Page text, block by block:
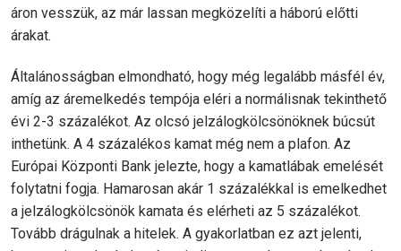
áron vesszük, az már lassan megközelíti a háború előtti
árakat.
Általánosságban elmondható, hogy még legalább másfél év,
amíg az áremelkedés tempója eléri a normálisnak tekinthető
évi 2-3 százalékot. Az olcsó jelzálogkölcsönöknek búcsút
inthetünk. A 4 százalékos kamat még nem a plafon. Az
Európai Központi Bank jelezte, hogy a kamatlábak emelését
folytatni fogja. Hamarosan akár 1 százalékkal is emelkedhet
a jelzálogkölcsönök kamata és elérheti az 5 százalékot.
Tovább drágulnak a hitelek. A gyakorlatban ez azt jelenti,